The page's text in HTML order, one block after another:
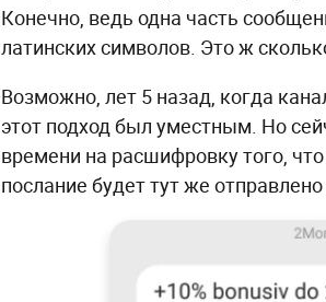
Конечно, ведь одна часть
латинских символов. Это ж
Возможно, лет 5 назад, когда
этот подход был уместным. Но
времени на расшифровку того,
послание будет тут же